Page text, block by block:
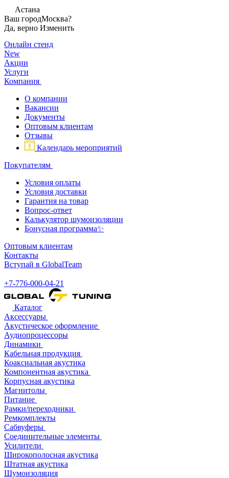
Астана
Ваш городМосква?
Да, верно Изменить
Онлайн стенд
New
Акции
Услуги
Компания
О компании
Вакансии
Документы
Оптовым клиентам
Отзывы
Календарь мероприятий
Покупателям
Условия оплаты
Условия доставки
Гарантия на товар
Вопрос-ответ
Калькулятор шумоизоляции
Бонусная программа✨
Оптовым клиентам
Контакты
Вступай в GlobalTeam
+7-776-000-04-21
Каталог
Аксессуары
Акустическое оформление
Аудиопроцессоры
Динамики
Кабельная продукция
Коаксиальная акустика
Компонентная акустика
Корпусная акустика
Магнитолы
Питание
Рамки/переходники
Ремкомплекты
Сабвуферы
Соединительные элементы
Усилители
Широкополосная акустика
Штатная акустика
Шумоизоляция